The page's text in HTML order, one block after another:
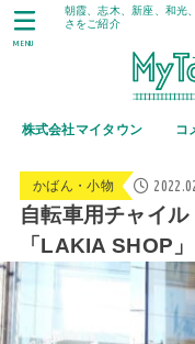
朝霞、志木、新座、和光
さをご紹介
株式会社マイタウン コ
MENU
かばん・小物
自転車用チャイ
「LAKIA SHOP」